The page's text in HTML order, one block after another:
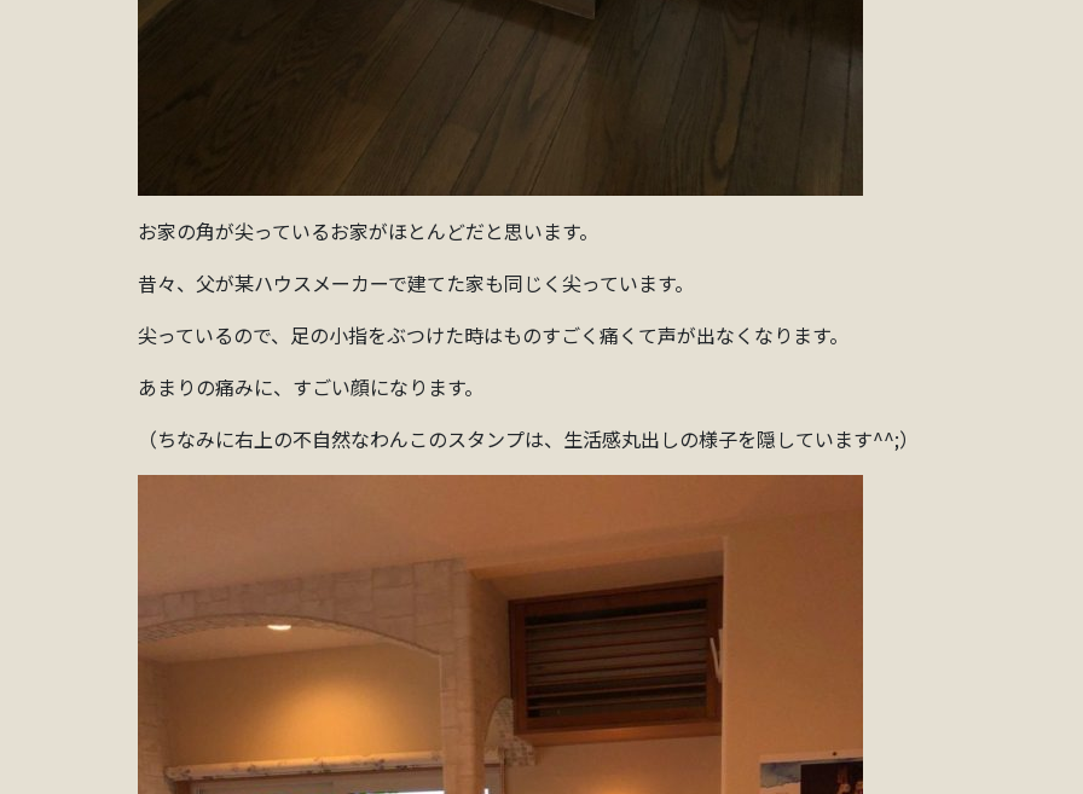
お家の角が尖っているお家がほとんどだと思います。
昔々、父が某ハウスメーカーで建てた家も同じく尖っています。
尖っているので、足の小指をぶつけた時はものすごく痛くて声が出なくなります。
あまりの痛みに、すごい顔になります。
（ちなみに右上の不自然なわんこのスタンプは、生活感丸出しの様子を隠しています^^;）